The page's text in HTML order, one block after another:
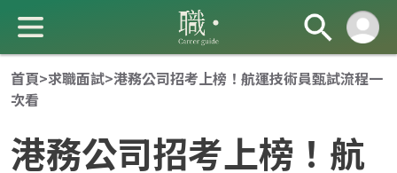
首頁>求職面試>港務公司招考上榜！航運技術員甄試流程一
次看
港務公司招考上榜！航